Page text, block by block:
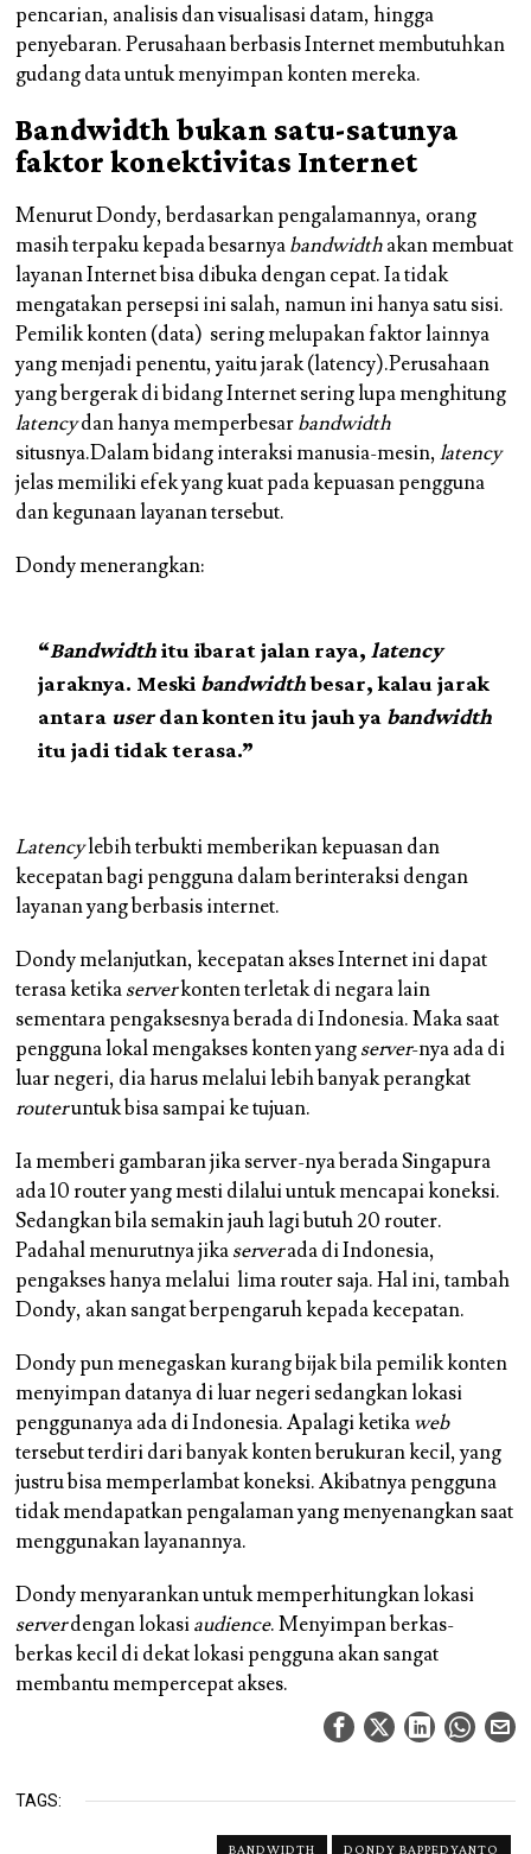
pencarian, analisis dan visualisasi datam, hingga
penyebaran. Perusahaan berbasis Internet membutuhkan
gudang data untuk menyimpan konten mereka.
Bandwidth bukan satu-satunya
faktor konektivitas Internet
Menurut Dondy, berdasarkan pengalamannya, orang
masih terpaku kepada besarnyabandwidthakan membuat
layanan Internet bisa dibuka dengan cepat. Ia tidak
mengatakan persepsi ini salah, namun ini hanya satu sisi.
Pemilik konten (data) sering melupakan faktor lainnya
yang menjadi penentu, yaitu jarak (latency).Perusahaan
yang bergerak di bidang Internet sering lupa menghitung
latencydan hanya memperbesarbandwidth
situsnya.Dalam bidang interaksi manusia-mesin,latency
jelas memiliki efek yang kuat pada kepuasan pengguna
dan kegunaan layanan tersebut.
Dondy menerangkan:
“Bandwidthitu ibarat jalan raya, latency
jaraknya. Meski bandwidthbesar, kalau jarak
antara userdan konten itu jauh ya bandwidth
itu jadi tidak terasa.”
Latencylebih terbukti memberikan kepuasan dan
kecepatan bagi pengguna dalam berinteraksi dengan
layanan yang berbasis internet.
Dondy melanjutkan, kecepatan akses Internet ini dapat
terasa ketikaserverkonten terletak di negara lain
sementara pengaksesnya berada di Indonesia. Maka saat
pengguna lokal mengakses konten yangserver-nya ada di
luar negeri, dia harus melalui lebih banyak perangkat
routeruntuk bisa sampai ke tujuan.
Ia memberi gambaran jika server-nya berada Singapura
ada 10 router yang mesti dilalui untuk mencapai koneksi.
Sedangkan bila semakin jauh lagi butuh 20 router.
Padahal menurutnya jikaserverada di Indonesia,
pengakses hanya melalui lima router saja. Hal ini, tambah
Dondy, akan sangat berpengaruh kepada kecepatan.
Dondy pun menegaskan kurang bijak bila pemilik konten
menyimpan datanya di luar negeri sedangkan lokasi
penggunanya ada di Indonesia. Apalagi ketikaweb
tersebut terdiri dari banyak konten berukuran kecil, yang
justru bisa memperlambat koneksi. Akibatnya pengguna
tidak mendapatkan pengalaman yang menyenangkan saat
menggunakan layanannya.
Dondy menyarankan untuk memperhitungkan lokasi
serverdengan lokasiaudience. Menyimpan berkas-
berkas kecil di dekat lokasi pengguna akan sangat
membantu mempercepat akses.
TAGS:
BANDWIDTH DONDY BAPPEDYANTO